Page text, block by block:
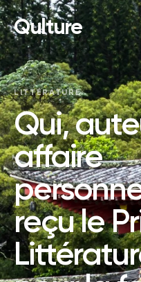
Qulture
LITTÉRATURE
Qui,
affaire
reçu le